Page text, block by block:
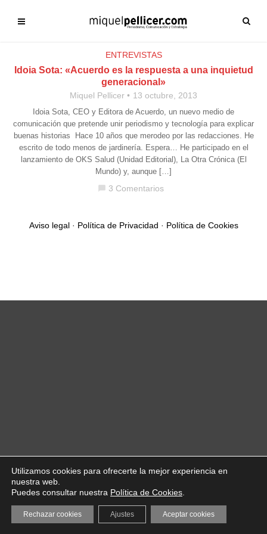
ENTREVISTAS
Idoia Sota: «Acuerdo es la respuesta a una inquietud
generacional»
Miquel Pellicer 13 octubre, 2013
Idoia Sota, CEO y Editora de Acuerdo, un nuevo medio de
comunicación que pretende unir periodismo y tecnología para explicar
buenas historias Hace 10 años que merodeo por las redacciones. He
escrito de todo menos de jardinería. Espera… He participado en el
lanzamiento de OKS Salud (Unidad Editorial), La Otra Crónica (El
Mundo) y, aunque […]
chat_bubble 3 Comentarios
Aviso legal· Política de Privacidad · Política de Cookies
Utilizamos cookies para ofrecerte la mejor experiencia en
nuestra web.
Puedes consultar nuestra Política de Cookies
Aceptar cookies
Rechazar cookies Ajustes